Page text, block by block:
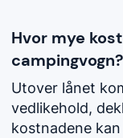
Hvor mye
campingvogn?
Utover lånet
vedlikehold,
kostnadene